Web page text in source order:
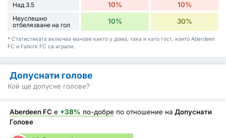
Над 3.5 10% 10%
Неуспешно
отбелязване на гол
10% 30%
* Статистиката включва мачове както у дома, така и като гост, които Aberdeen
FC и Falkirk FC са играли.
Допуснати голове
Кой ще допусне голове?
Aberdeen FC е +38% по-добре по отношение на Допуснати
Голове